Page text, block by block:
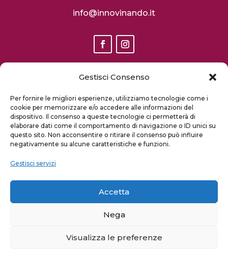
Gestisci Consenso
Per fornire le migliori esperienze, utilizziamo tecnologie come i
cookie per memorizzare e/o accedere alle informazioni del
dispositivo. Il consenso a queste tecnologie ci permetterà di
elaborare dati come il comportamento di navigazione o ID unici su
questo sito. Non acconsentire o ritirare il consenso può influire
negativamente su alcune caratteristiche e funzioni.
Gestisci servizi
Accetta
Nega
Visualizza le preferenze
info@innovinando.it
fase
2020 INNOVINANDO – TUTTI I DIRITTI
REGISTRATI
Privacy Policy & Cookies